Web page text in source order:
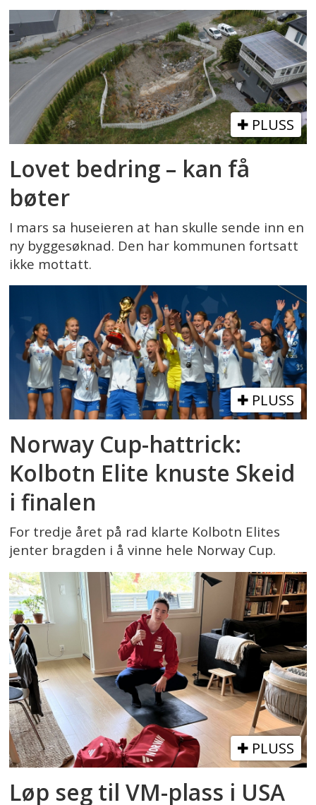
PLUSS
Lovet bedring – kan få
bøter
I mars sa huseieren at han skulle sende inn en
ny byggesøknad. Den har kommunen fortsatt
ikke mottatt.
PLUSS
Norway Cup-hattrick:
Kolbotn Elite knuste Skeid
i finalen
For tredje året på rad klarte Kolbotn Elites
jenter bragden i å vinne hele Norway Cup.
PLUSS
Løp seg til VM-plass i USA